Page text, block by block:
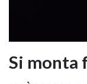
Si monta